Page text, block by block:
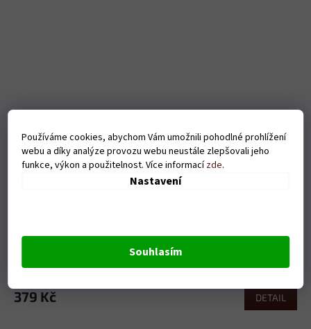
Používáme cookies, abychom Vám umožnili pohodlné prohlížení
webu a díky analýze provozu webu neustále zlepšovali jeho
funkce, výkon a použitelnost. Více informacízde.
Nastavení
Souhlasím
Skladem
379 Kč DETAIL